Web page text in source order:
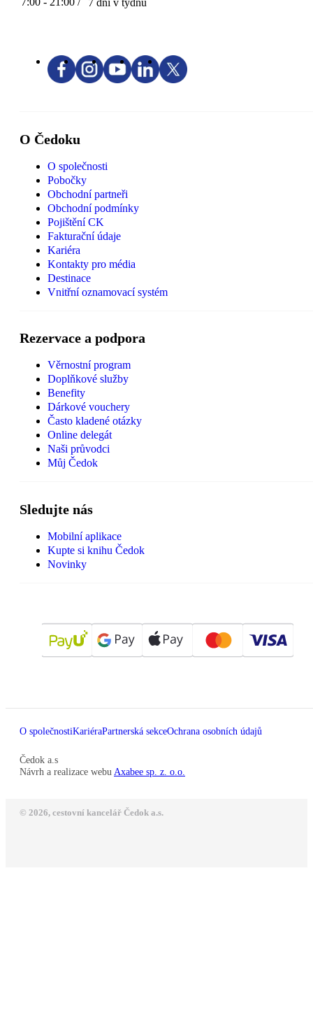
7 dní v týdnu
O Čedoku
O společnosti
Pobočky
Obchodní partneři
Obchodní podmínky
Pojištění CK
Fakturační údaje
Kariéra
Kontakty pro média
Destinace
Vnitřní oznamovací systém
Rezervace a podpora
Věrnostní program
Doplňkové služby
Benefity
Dárkové vouchery
Často kladené otázky
Online delegát
Naši průvodci
Můj Čedok
Sledujte nás
Mobilní aplikace
Kupte si knihu Čedok
Novinky
O společnostiKariéraPartnerská sekceOchrana osobních údajů
Čedok a.s
Návrh a realizace webu Axabee sp. z. o.o.
© 2026, cestovní kancelář Čedok a.s.